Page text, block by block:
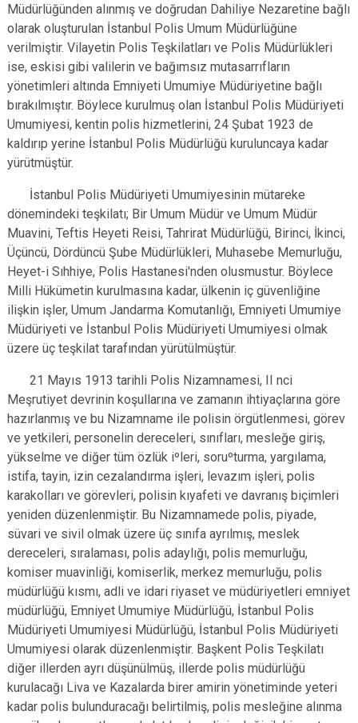
Müdürlüğünden alınmış ve doğrudan Dahiliye Nezaretine bağlı
olarak oluşturulan İstanbul Polis Umum Müdürlüğüne
verilmiştir. Vilayetin Polis Teşkilatları ve Polis Müdürlükleri
ise, eskisi gibi valilerin ve bağımsız mutasarrıfların
yönetimleri altında Emniyeti Umumiye Müdüriyetine bağlı
bırakılmıştır. Böylece kurulmuş olan İstanbul Polis Müdüriyeti
Umumiyesi, kentin polis hizmetlerini, 24 Şubat 1923 de
kaldırıp yerine İstanbul Polis Müdürlüğü kuruluncaya kadar
yürütmüştür.
İstanbul Polis Müdüriyeti Umumiyesinin mütareke
dönemindeki teşkilatı; Bir Umum Müdür ve Umum Müdür
Muavini, Teftis Heyeti Reisi, Tahrirat Müdürlüğü, Birinci, İkinci,
Üçüncü, Dördüncü Şube Müdürlükleri, Muhasebe Memurluğu,
Heyet-i Sıhhiye, Polis Hastanesi'nden olusmustur. Böylece
Milli Hükümetin kurulmasına kadar, ülkenin iç güvenliğine
ilişkin işler, Umum Jandarma Komutanlığı, Emniyeti Umumiye
Müdüriyeti ve İstanbul Polis Müdüriyeti Umumiyesi olmak
üzere üç teşkilat tarafından yürütülmüştür.
21 Mayıs 1913 tarihli Polis Nizamnamesi, II nci
Meşrutiyet devrinin koşullarına ve zamanın ihtiyaçlarına göre
hazırlanmış ve bu Nizamname ile polisin örgütlenmesi, görev
ve yetkileri, personelin dereceleri, sınıfları, mesleğe giriş,
yükselme ve diğer tüm özlük iºleri, soruºturma, yargılama,
istifa, tayin, izin cezalandırma işleri, levazım işleri, polis
karakolları ve görevleri, polisin kıyafeti ve davranış biçimleri
yeniden düzenlenmiştir. Bu Nizamnamede polis, piyade,
süvari ve sivil olmak üzere üç sınıfa ayrılmış, meslek
dereceleri, sıralaması, polis adaylığı, polis memurluğu,
komiser muavinliği, komiserlik, merkez memurluğu, polis
müdürlüğü kısmı, adli ve idari riyaset ve müdüriyetleri emniyet
müdürlüğü, Emniyet Umumiye Müdürlüğü, İstanbul Polis
Müdüriyeti Umumiyesi Müdürlüğü, İstanbul Polis Müdüriyeti
Umumiyesi olarak düzenlenmiştir. Başkent Polis Teşkilatı
diğer illerden ayrı düşünülmüş, illerde polis müdürlüğü
kurulacağı Liva ve Kazalarda birer amirin yönetiminde yeteri
kadar polis bulunduracağı belirtilmiş, polis mesleğine alınma